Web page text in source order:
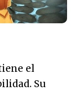
el
Su